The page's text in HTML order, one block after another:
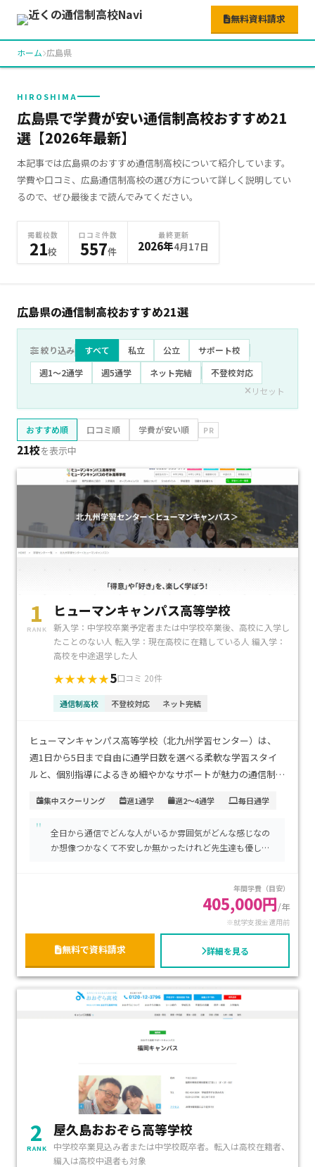
無料資料請求
ホーム 広島県
HIROSHIMA
広島県で学費が安い通信制高校おすすめ21
選【2026年最新】
本記事では広島県のおすすめ通信制高校について紹介しています。
学費や口コミ、広島通信制高校の選び方について詳しく説明してい
るので、ぜひ最後まで読んでみてください。
掲載校数
21校
口コミ件数
557件
最終更新
2026年4月17日
広島県の通信制高校おすすめ21選
絞り込み すべて 私立 公立
サポート校
週1〜2通学
週5通学 ネット完結
不登校対応
リセット
おすすめ順 口コミ順 学費が安い順 PR
21校を表示中
1
RANK
ヒューマンキャンパス高等学校
新入学：中学校卒業予定者または中学校卒業後、高校に入学し
たことのない人 転入学：現在高校に在籍している人 編入学：
高校を中途退学した人
★★★★★5口コミ 20件
通信制高校 不登校対応 ネット完結
ヒューマンキャンパス高等学校（北九州学習センター）は、
週1日から5日まで自由に通学日数を選べる柔軟な学習スタイ
ルと、個別指導によるきめ細やかなサポートが魅力の通信制高
通学のしやすさは抜群です。学費は一般通信コースで年間約
38万円からで、専門コースを選んだ場合でも就学支援金を活
用することで負担を軽減できます。自分のペースで学びたい
集中スクーリング 週1通学 週2～4通学 毎日通学
"
全日から通信でどんな人がいるか雰囲気がどんな感じなの
か想像つかなくて不安しか無かったけれど先生達も優しく
年間学費（目安）
405,000円/年
※就学支援金適用前
無料で資料請求 詳細を見る
2
RANK
屋久島おおぞら高等学校
中学校卒業見込み者または中学校既卒者。転入は高校在籍者、
編入は高校中退者も対象